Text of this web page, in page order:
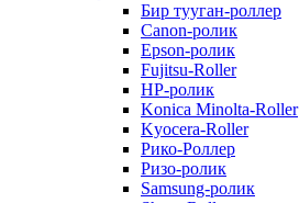
Бир тууган-роллер
Canon-ролик
Epson-ролик
Fujitsu-Roller
HP-ролик
Konica Minolta-Roller
Kyocera-Roller
Рико-Роллер
Ризо-ролик
Samsung-ролик